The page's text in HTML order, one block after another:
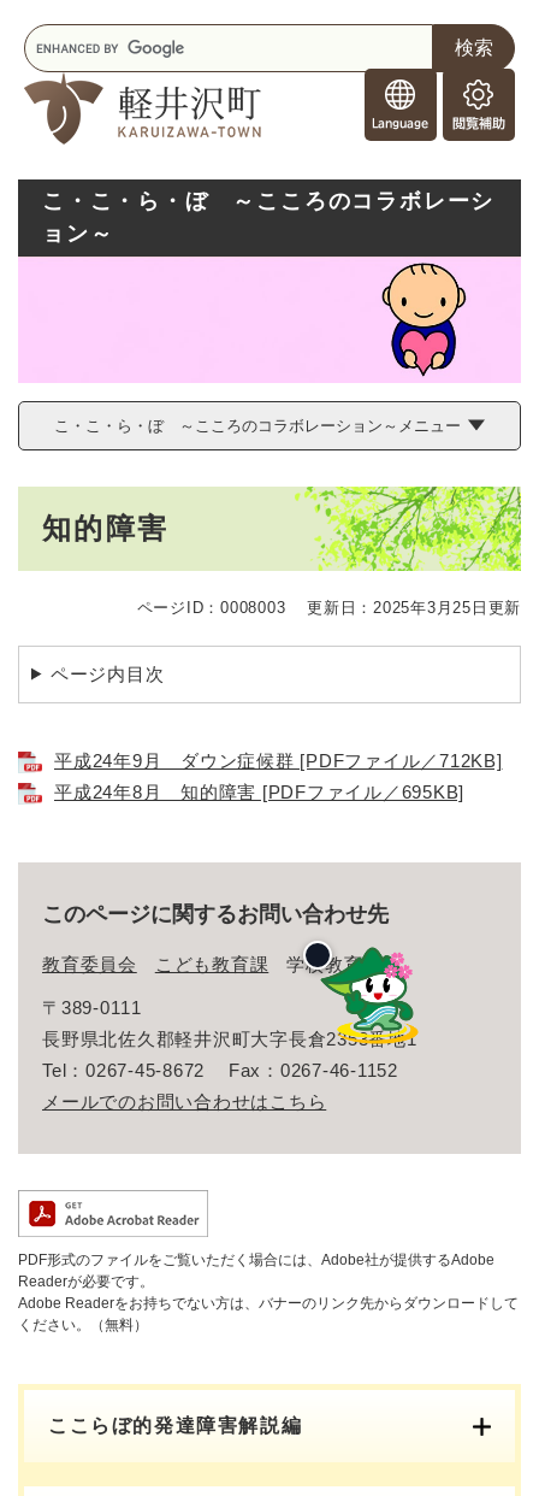
o
r
i
s
閲
覧
キ
ー
ワ
こ・こ・ら・ぼ ～こころのコラボレーシ
ョン～
こ・こ・ら・ぼ ～こころのコラボレーション～メニュー
知的障害
ページID：0008003 更新日：2025年3月25日更新
ページ内目次
平成24年9月 ダウン症候群 [PDFファイル／712KB]
平成24年8月 知的障害 [PDFファイル／695KB]
このページに関するお問い合わせ先
教育委員会 こども教育課 学校教育係
〒389-0111
長野県北佐久郡軽井沢町大字長倉2353番地1
Tel：0267-45-8672
Fax：0267-46-1152
メールでのお問い合わせはこちら
PDF形式のファイルをご覧いただく場合には、Adobe社が提供するAdobe
Readerが必要です。
Adobe Readerをお持ちでない方は、バナーのリンク先からダウンロードして
ください。（無料）
ここらぼ的発達障害解説編